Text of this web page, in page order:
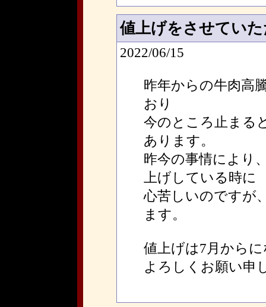
値上げをさせてい
2022/06/15
昨年からの牛肉高
おり
今のところ止まる
あります。
昨今の事情により
上げしている時に
心苦しいのですが
ます。
値上げは7月から
よろしくお願い申